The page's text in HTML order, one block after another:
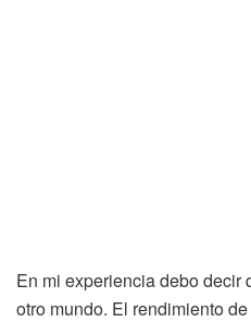
En mi experiencia debo decir
otro mundo. El rendimiento